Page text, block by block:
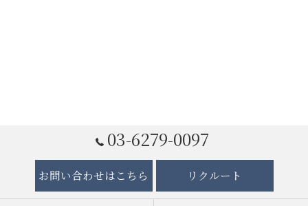
03-6279-0097
お問い合わせはこちら リクルート